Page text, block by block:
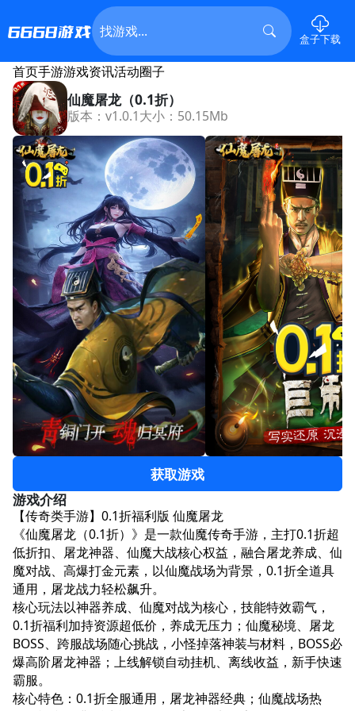
盒子下载
首页手游游戏资讯活动圈子
仙魔屠龙（0.1折）
版本：v1.0.1大小：50.15Mb
获取游戏
游戏介绍
【传奇类手游】0.1折福利版 仙魔屠龙
《仙魔屠龙（0.1折）》是一款仙魔传奇手游，主打0.1折超
低折扣、屠龙神器、仙魔大战核心权益，融合屠龙养成、仙
魔对战、高爆打金元素，以仙魔战场为背景，0.1折全道具
通用，屠龙战力轻松飙升。​
核心玩法以神器养成、仙魔对战为核心，技能特效霸气，
0.1折福利加持资源超低价，养成无压力；仙魔秘境、屠龙
BOSS、跨服战场随心挑战，小怪掉落神装与材料，BOSS必
爆高阶屠龙神器；上线解锁自动挂机、离线收益，新手快速
霸服。​​
核心特色：0.1折全服通用，屠龙神器经典；仙魔战场热